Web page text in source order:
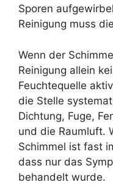
Sporen
Reinigung muss
Wenn der
Reinigung allein
Feuchtequelle
die Stelle
Dichtung, Fuge,
und die Raumluft.
Schimmel ist fast
dass nur das
behandelt wurde.